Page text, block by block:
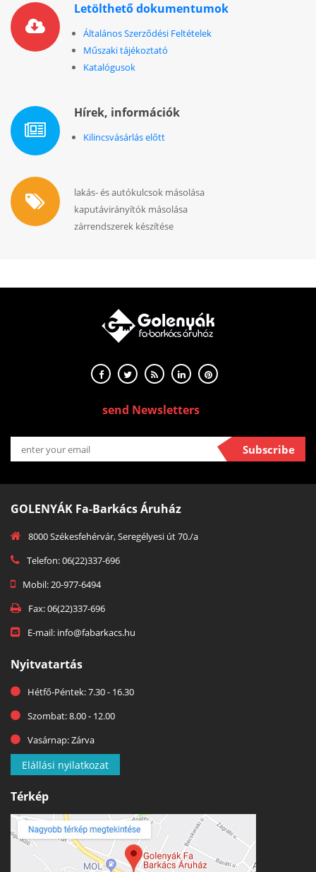
Letölthető dokumentumok
Általános Szerződési Feltételek
Műszaki tájékoztató
Katalógusok
Hírek, információk
Kilincsvásárlás előtt
lakás- és autókulcsok másolása
kaputávirányítók másolása
zárrendszerek készítése
send Newsletters
Subscribe
GOLENYÁK Fa-Barkács Áruház
8000 Székesfehérvár, Seregélyesi út 70./a
Telefon: 06(22)337-696
Mobil: 20-977-6494
Fax: 06(22)337-696
E-mail: info@fabarkacs.hu
Nyitvatartás
Hétfő-Péntek: 7.30 - 16.30
Szombat: 8.00 - 12.00
Vasárnap: Zárva
Elállási nyilatkozat
Térkép